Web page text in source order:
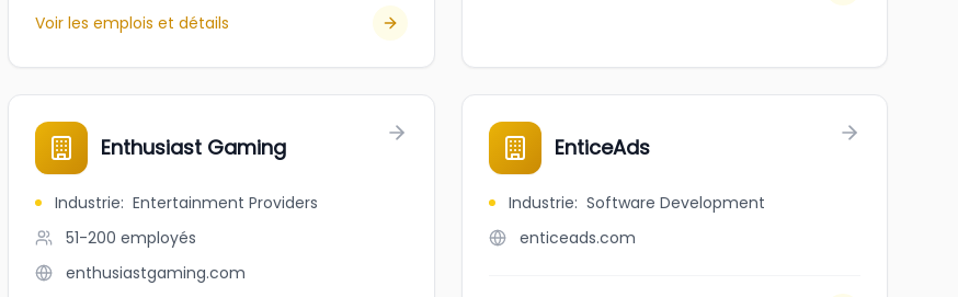
Voir les emplois et détails
Enthusiast Gaming
Industrie: Entertainment Providers
51-200 employés
enthusiastgaming.com
EnticeAds
Industrie: Software Development
enticeads.com